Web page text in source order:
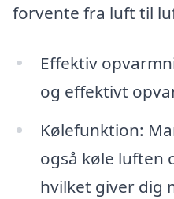
forvente fra luft til
Effektiv
og effektivt
Kølefunktion:
også køle luften
hvilket giver dig